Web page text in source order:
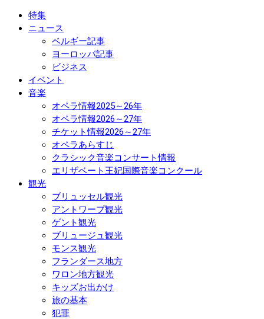
特集
ニュース
ベルギー記事
ヨーロッパ記事
ビジネス
イベント
音楽
オペラ情報2025～26年
オペラ情報2026～27年
チケット情報2026～27年
オペラあらすじ
クラシック音楽コンサート情報
エリザベート王妃国際音楽コンクール
観光
ブリュッセル観光
アントワープ観光
ゲント観光
ブリュージュ観光
モンス観光
フランダース地方
ワロン地方観光
キッズお出かけ
旅の基本
犯罪